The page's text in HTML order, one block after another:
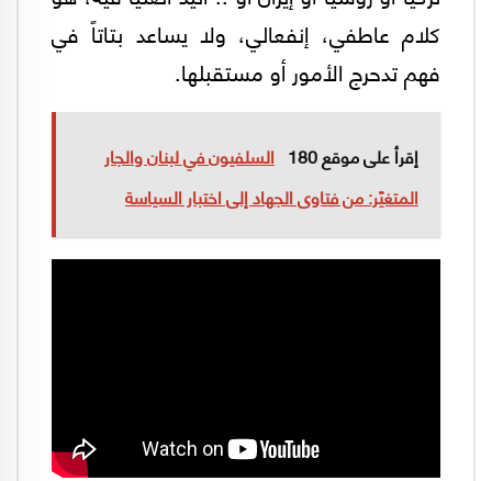
كلام عاطفي، إنفعالي، ولا يساعد بتاتاً في
فهم تدحرج الأمور أو مستقبلها.
إقرأ على موقع 180
السلفيون في لبنان والجار
المتغيّر: من فتاوى الجهاد إلى اختبار السياسة